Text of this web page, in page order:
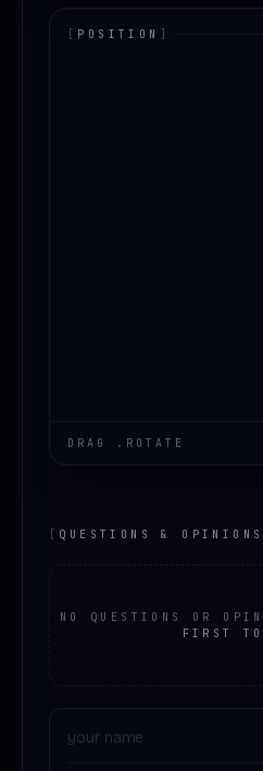
[ POSITION ]
DRAG .ROTATE
[ QUESTIONS & OPINIONS
NO QUESTIONS OR
FIRST